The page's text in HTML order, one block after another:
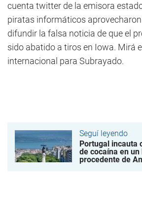
cuenta twitter de la emisora
piratas informáticos
difundir la falsa noticia de que el
sido abatido a tiros en Iowa. Mirá
internacional para Subrayado.
Seguí leyendo
Portugal incauta
de cocaína en un
procedente de